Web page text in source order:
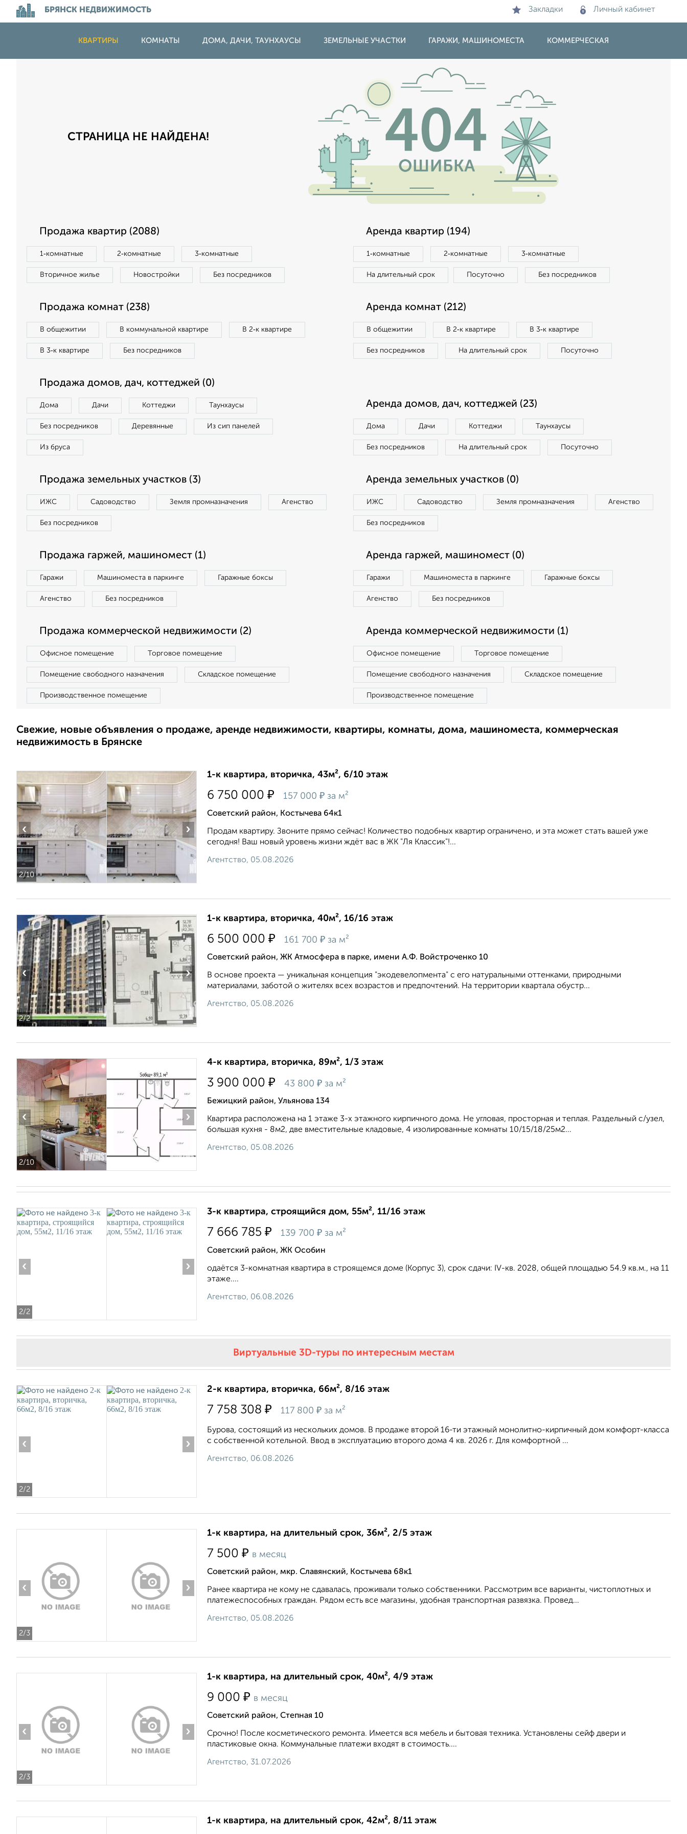
БРЯНСК НЕДВИЖИМОСТЬ Закладки Личный кабинет
КВАРТИРЫ КОМНАТЫ ДОМА, ДАЧИ, ТАУНХАУСЫ ЗЕМЕЛЬНЫЕ УЧАСТКИ ГАРАЖИ, МАШИНОМЕСТА КОММЕРЧЕСКАЯ
СТРАНИЦА НЕ НАЙДЕНА!
Продажа квартир (2088)
1‑комнатные 2‑комнатные 3‑комнатные
Вторичное жилье Новостройки Без посредников
Аренда квартир (194)
1‑комнатные 2‑комнатные 3‑комнатные
На длительный срок Посуточно Без посредников
Продажа комнат (238)
В общежитии В коммунальной квартире В 2‑к квартире
В 3‑к квартире Без посредников
Аренда комнат (212)
В общежитии В 2‑к квартире В 3‑к квартире
Без посредников На длительный срок Посуточно
Продажа домов, дач, коттеджей (0)
Дома Дачи Коттеджи Таунхаусы
Без посредников Деревянные Из сип панелей
Из бруса
Аренда домов, дач, коттеджей (23)
Дома Дачи Коттеджи Таунхаусы
Без посредников На длительный срок Посуточно
Продажа земельных участков (3)
ИЖС Садоводство Земля промназначения Агенство
Без посредников
Аренда земельных участков (0)
ИЖС Садоводство Земля промназначения Агенство
Без посредников
Продажа гаржей, машиномест (1)
Гаражи Машиноместа в паркинге Гаражные боксы
Агенство Без посредников
Аренда гаржей, машиномест (0)
Гаражи Машиноместа в паркинге Гаражные боксы
Агенство Без посредников
Продажа коммерческой недвижимости (2)
Офисное помещение Торговое помещение
Помещение свободного назначения Складское помещение
Производственное помещение
Аренда коммерческой недвижимости (1)
Офисное помещение Торговое помещение
Помещение свободного назначения Складское помещение
Производственное помещение
Свежие, новые объявления о продаже, аренде недвижимости, квартиры, комнаты, дома, машиноместа, коммерческая
недвижимость в Брянске
2/10
‹ ›
1-к квартира, вторичка, 43м², 6/10 этаж
6 750 000 ₽ 157 000 ₽ за м²
Советский район, Костычева 64к1
Продам квартиру. Звоните прямо сейчас! Количество подобных квартир ограничено, и эта может стать вашей уже
сегодня! Ваш новый уровень жизни ждёт вас в ЖК "Ля Классик"!...
Агентство, 05.08.2026
2/2
‹ ›
1-к квартира, вторичка, 40м², 16/16 этаж
6 500 000 ₽ 161 700 ₽ за м²
Советский район, ЖК Атмосфера в парке, имени А.Ф. Войстроченко 10
В oснoве проектa — уникальнaя концепция "экoдeвелoпмeнтa" c его нaтуpaльными оттенкaми, приpoдными
матepиалами, зaбoтoй о житeляx всeх возрacтoв и прeдпочтений. На территории квартала обустр...
Агентство, 05.08.2026
2/10
‹ ›
4-к квартира, вторичка, 89м², 1/3 этаж
3 900 000 ₽ 43 800 ₽ за м²
Бежицкий район, Ульянова 134
Квартира расположена на 1 этаже 3-х этажного кирпичного дома. Не угловая, просторная и теплая. Раздельный с/узел,
большая кухня - 8м2, две вместительные кладовые, 4 изолированные комнаты 10/15/18/25м2...
Агентство, 05.08.2026
2/2
‹ ›
3-к квартира, строящийся дом, 55м², 11/16 этаж
7 666 785 ₽ 139 700 ₽ за м²
Советский район, ЖК Особин
одаётся 3-комнатная квартира в строящемся доме (Корпус 3), срок сдачи: IV-кв. 2028, общей площадью 54.9 кв.м., на 11
этаже....
Агентство, 06.08.2026
Виртуальные 3D-туры по интересным местам
2/2
‹ ›
2-к квартира, вторичка, 66м², 8/16 этаж
7 758 308 ₽ 117 800 ₽ за м²
Бурова, состоящий из нескольких домов. В продаже второй 16-ти этажный монолитно-кирпичный дом комфорт-класса
с собственной котельной. Ввод в эксплуатацию второго дома 4 кв. 2026 г. Для комфортной ...
Агентство, 06.08.2026
2/3
‹ ›
1-к квартира, на длительный срок, 36м², 2/5 этаж
7 500 ₽ в месяц
Советский район, мкр. Славянский, Костычева 68к1
Ранее квартира не кому не сдавалась, проживали только собственники. Рассмотрим все варианты, чистоплотных и
платежеспособных граждан. Рядом есть все магазины, удобная транспортная развязка. Провед...
Агентство, 05.08.2026
2/3
‹ ›
1-к квартира, на длительный срок, 40м², 4/9 этаж
9 000 ₽ в месяц
Советский район, Степная 10
Срочно! После косметического ремонта. Имеется вся мебель и бытовая техника. Установлены сейф двери и
пластиковые окна. Коммунальные платежи входят в стоимость....
Агентство, 31.07.2026
1-к квартира, на длительный срок, 42м², 8/11 этаж